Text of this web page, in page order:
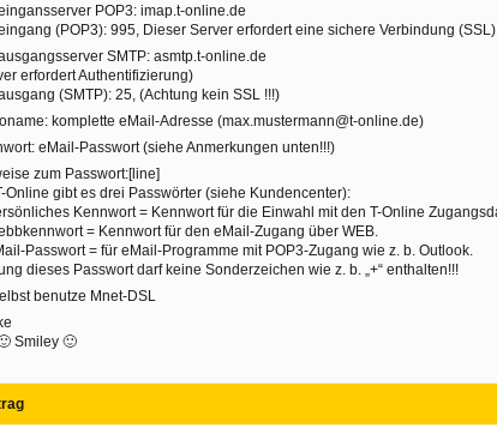
POP3: imap.t-online.de
(POP3): 995, Dieser Server erfordert eine sichere Verbindung (SSL)
SMTP: asmtp.t-online.de
erfordert Authentifizierung)
(SMTP): 25, (Achtung kein SSL !!!)
komplette eMail-Adresse (max.mustermann@t-online.de)
eMail-Passwort (siehe Anmerkungen unten!!!)
zum Passwort:[line]
Online gibt es drei Passwörter (siehe Kundencenter):
Kennwort = Kennwort für die Einwahl mit den T-Online
= Kennwort für den eMail-Zugang über WEB.
Passwort = für eMail-Programme mit POP3-Zugang wie z. b. Outlook.
dieses Passwort darf keine Sonderzeichen wie z. b. „+“ enthalten!!!
benutze Mnet-DSL
Smiley 🙂